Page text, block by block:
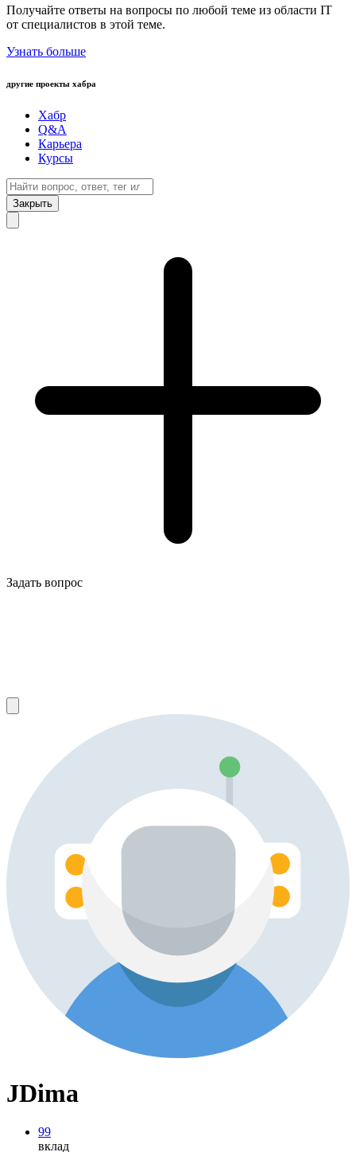
Получайте ответы на вопросы по любой теме из области IT
от специалистов в этой теме.
Узнать больше
другие проекты хабра
Хабр
Q&A
Карьера
Курсы
Закрыть
Задать вопрос
JDima
99
вклад